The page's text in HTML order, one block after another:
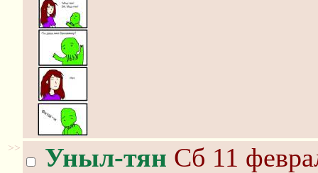
>> Уныл-тян Сб 11